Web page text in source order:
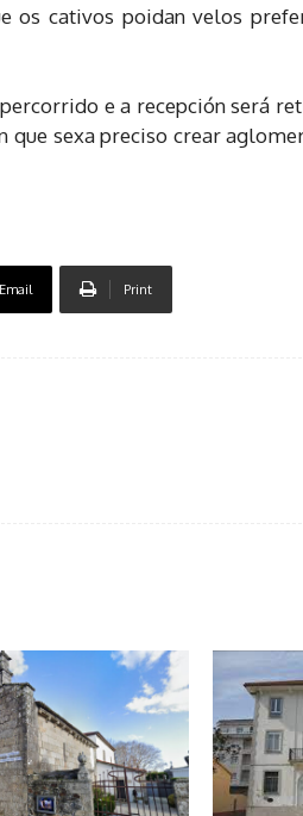
os cativos poidan velos
e a recepción será
sexa preciso crear
Email Print